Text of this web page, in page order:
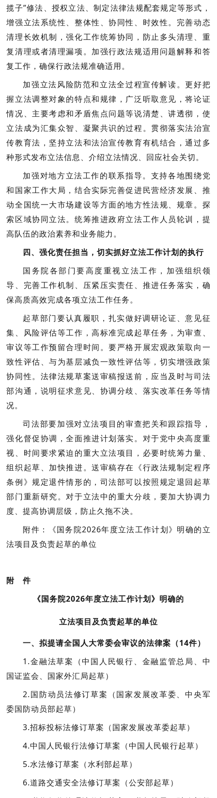
揽子”修法、授权立法、制定法律法规配套规定等形式，
增强立法系统性、整体性、协同性、时效性。完善动态
清理长效机制，强化工作统筹协同，防止多头清理、重
复清理或者清理漏项。加强行政法规适用问题解释和答
复工作，确保行政法规准确适用。
加强立法风险防范和立法全过程宣传解读。更好把
握立法调整对象的特点和规律，广泛听取意见，将论证
情况、主要考虑和矛盾焦点问题等说清楚、讲透彻，使
立法成为汇集众智、凝聚共识的过程。贯彻落实法治宣
传教育法，坚持立法和法治宣传教育有机结合，通过多
种形式发布立法信息、介绍立法情况、回应社会关切。
加强对地方立法工作的联系指导。 支持各地围绕党
和国家工作大局，结合实际完善促进民营经济发展、推
动全国统一大市场建设等方面的地方性法规、规章。探
索区域协同立法。统筹推进政府立法工作人员轮训，提
高队伍的政治素养和业务能力。
四、强化责任担当，切实抓好立法工作计划的执行
国务院各部门要高度重视立法工作，加强组织领
导、完善工作机制、压紧压实责任、推进任务落实，确
保高质高效完成各项立法工作任务。
起草部门要认真履职，扎实做好调研论证、意见征
集、风险评估等工作，高标准完成起草任务，为审查、
审议等工作预留合理时间。要严格开展宏观政策取向一
致性评估、与为基层减负一致性评估等，切实增强政策
协同性。法律法规草案送审稿报送前，应当及时与司法
部沟通，说明征求意见、协调分歧、落实改革任务等情
况。
司法部要加强对立法项目的审查把关和跟踪指导，
强化督促协调，全面推进计划落实。对于党中央高度重
视、时间要求紧迫的重大立法项目，必要时统筹力量、
组织起草、加快推进。送审稿存在《行政法规制定程序
条例》规定退件情形的，司法部可以按照规定退回起草
部门重新研究。对于立法中的重大分歧，要加大协调力
度、提高协调层级，防止久拖不决。
附件：《国务院2026年度立法工作计划》明确的立
法项目及负责起草的单位
附 件
《国务院2026年度立法工作计划》明确的
立法项目及负责起草的单位
一、拟提请全国人大常委会审议的法律案（14件）
1.金融法草案
（中国人民银行、金融监管总局、中
国证监会、国家外汇局起草）
2.国防动员法修订草案
（国家发展改革委、中央军
委国防动员部起草）
3.招标投标法修订草案 （国家发展改革委起草）
4.中国人民银行法修订草案 （中国人民银行起草）
5.水法修订草案 （水利部起草）
6.道路交通安全法修订草案 （公安部起草）